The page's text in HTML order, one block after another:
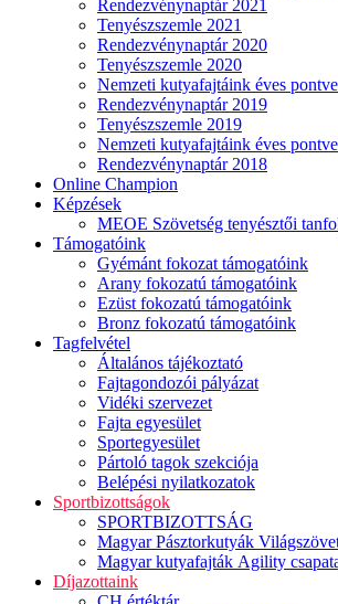
Rendezvénynaptár 2021
Tenyészszemle 2021
Rendezvénynaptár 2020
Tenyészszemle 2020
Nemzeti kutyafajtáink éves
Rendezvénynaptár 2019
Tenyészszemle 2019
Nemzeti kutyafajtáink éves
Rendezvénynaptár 2018
Online Champion
Képzések
MEOE Szövetség tenyésztői
Támogatóink
Gyémánt fokozat támogatóink
Arany fokozatú támogatóink
Ezüst fokozatú támogatóink
Bronz fokozatú támogatóink
Tagfelvétel
Általános tájékoztató
Fajtagondozói pályázat
Vidéki szervezet
Fajta egyesület
Sportegyesület
Pártoló tagok szekciója
Belépési nyilatkozatok
Sportbizottságok
SPORTBIZOTTSÁG
Magyar Pásztorkutyák
Magyar kutyafajták Agility
Díjazottaink